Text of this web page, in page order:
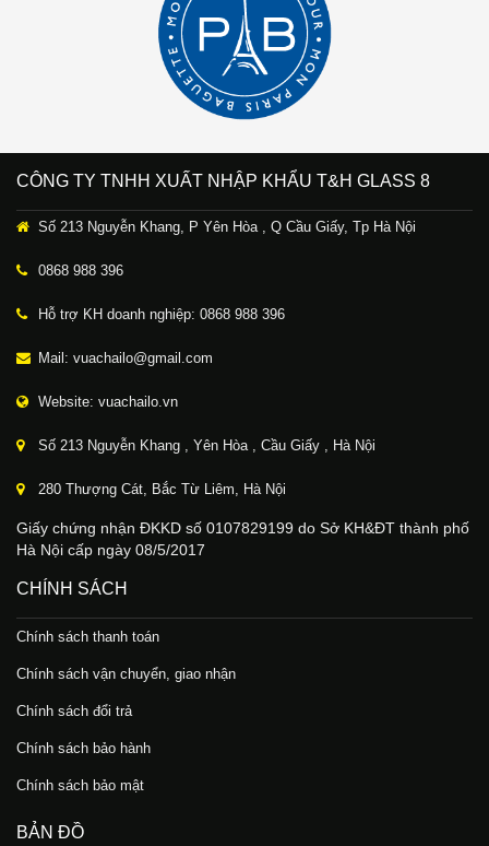
CÔNG TY TNHH XUẤT NHẬP KHẨU T&H GLASS 8
Số 213 Nguyễn Khang, P Yên Hòa , Q Cầu Giấy, Tp Hà Nội
0868 988 396
Hỗ trợ KH doanh nghiệp: 0868 988 396
Mail: vuachailo@gmail.com
Website: vuachailo.vn
Số 213 Nguyễn Khang , Yên Hòa , Cầu Giấy , Hà Nội
280 Thượng Cát, Bắc Từ Liêm, Hà Nội
Giấy chứng nhận ĐKKD số 0107829199 do Sở KH&ĐT thành phố
Hà Nội cấp ngày 08/5/2017
CHÍNH SÁCH
Chính sách thanh toán
Chính sách vận chuyển, giao nhận
Chính sách đổi trả
Chính sách bảo hành
Chính sách bảo mật
BẢN ĐỒ